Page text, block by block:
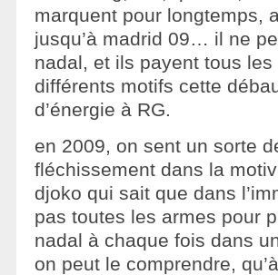
marquent pour longtemps,
jusqu’à madrid 09… il ne
nadal, et ils payent tous les
différents motifs cette
d’énergie à RG.
en 2009, on sent un sorte
fléchissement dans la
djoko qui sait que dans
pas toutes les armes pour
nadal à chaque fois dans
on peut le comprendre,